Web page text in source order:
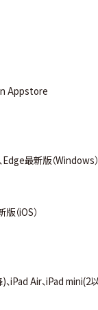
Appstore
Edge最新版（Windows）
（iOS）
iPad Air、iPad mini(2